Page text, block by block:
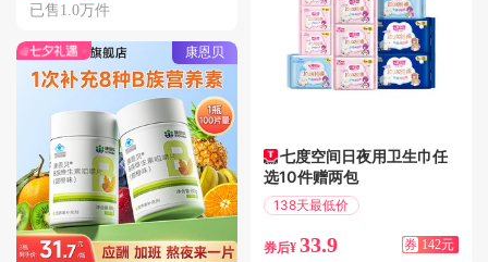
已售1.0万件
康恩贝
七度空间日夜用卫生巾任
选10件赠两包
138天最低价
券后¥ 33.9 券 142元